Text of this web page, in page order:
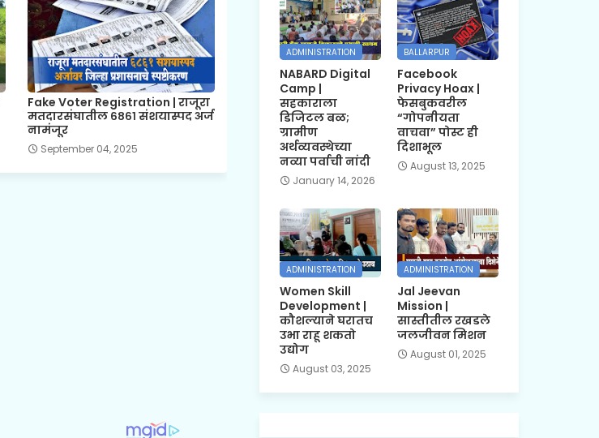
Fake Voter Registration | राजूरा
मतदारसंघातील ६८६१ संशयास्पद अर्ज
नामंजूर
September 04, 2025
ADMINISTRATION
NABARD Digital
Camp |
सहकाराला
डिजिटल बळ;
ग्रामीण
अर्थव्यवस्थेच्या
नव्या पर्वाची नांदी
January 14, 2026
BALLARPUR
Facebook
Privacy Hoax |
फेसबुकवरील
“गोपनीयता
वाचवा” पोस्ट ही
दिशाभूल
August 13, 2025
ADMINISTRATION
Women Skill
Development |
कौशल्याने घरातच
उभा राहू शकतो
उद्योग
August 03, 2025
ADMINISTRATION
Jal Jeevan
Mission |
सास्तीतील रखडले
जलजीवन मिशन
August 01, 2025